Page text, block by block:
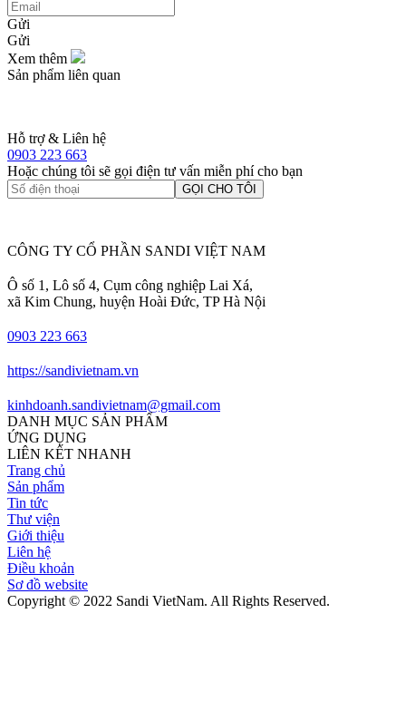
Gửi
Gửi
Xem thêm
Sản phẩm liên quan
Hỗ trợ & Liên hệ
0903 223 663
Hoặc chúng tôi sẽ gọi điện tư vấn miễn phí cho bạn
GỌI CHO TÔI
CÔNG TY CỔ PHẦN SANDI VIỆT NAM
Ô số 1, Lô số 4, Cụm công nghiệp Lai Xá,
xã Kim Chung, huyện Hoài Đức, TP Hà Nội
0903 223 663
https://sandivietnam.vn
kinhdoanh.sandivietnam@gmail.com
DANH MỤC SẢN PHẨM
ỨNG DỤNG
LIÊN KẾT NHANH
Trang chủ
Sản phẩm
Tin tức
Thư viện
Giới thiệu
Liên hệ
Điều khoản
Sơ đồ website
Copyright © 2022 Sandi VietNam. All Rights Reserved.